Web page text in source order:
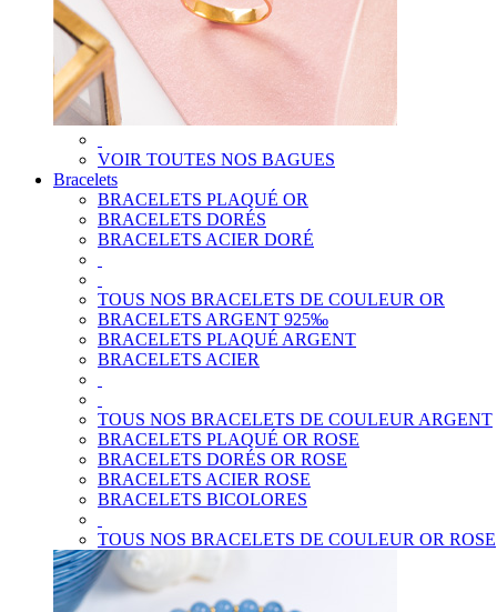
VOIR TOUTES NOS BAGUES
Bracelets
BRACELETS PLAQUÉ OR
BRACELETS DORÉS
BRACELETS ACIER DORÉ
TOUS NOS BRACELETS DE COULEUR OR
BRACELETS ARGENT 925‰
BRACELETS PLAQUÉ ARGENT
BRACELETS ACIER
TOUS NOS BRACELETS DE COULEUR ARGENT
BRACELETS PLAQUÉ OR ROSE
BRACELETS DORÉS OR ROSE
BRACELETS ACIER ROSE
BRACELETS BICOLORES
TOUS NOS BRACELETS DE COULEUR OR ROSE